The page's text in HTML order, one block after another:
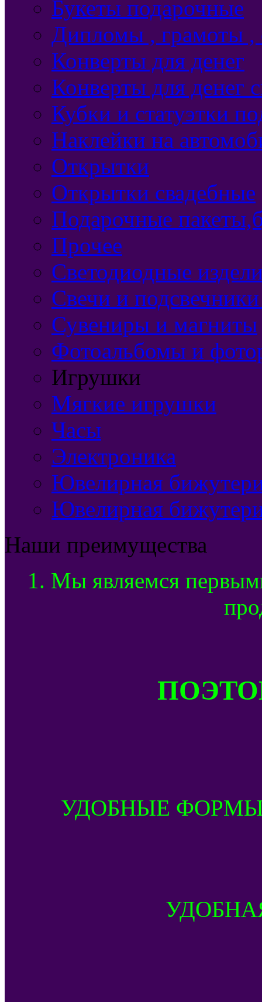
Букеты подарочные
Дипломы , грамоты ,
Конверты для денег
Конверты для денег
Кубки и статуэтки
Наклейки на
Открытки
Открытки свадебные
Подарочные
Прочее
Светодиодные
Свечи и
Сувениры и магниты
Фотоальбомы и
Игрушки
Мягкие игрушки
Часы
Электроника
Ювелирная
Ювелирная
Наши преимущества
1. Мы являемся
УДОБНЫЕ